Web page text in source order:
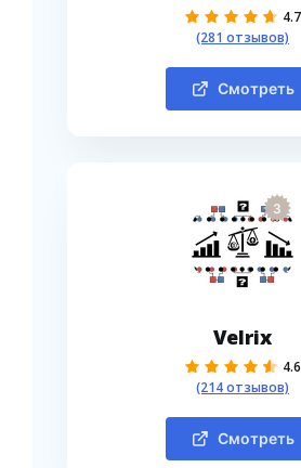
4.7
(281 отзывов)
Смотреть
3
Velrix
4.6
(214 отзывов)
Смотреть